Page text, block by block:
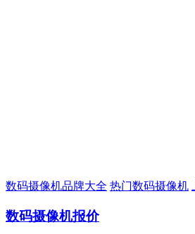
数码摄像机品牌大全 热门数码摄像机
数码摄像机报价